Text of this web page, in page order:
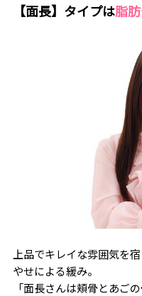
【面長】タイプは脂
上品でキレイな雰囲気を
やせによる緩み。
「面長さんは頬骨とあご